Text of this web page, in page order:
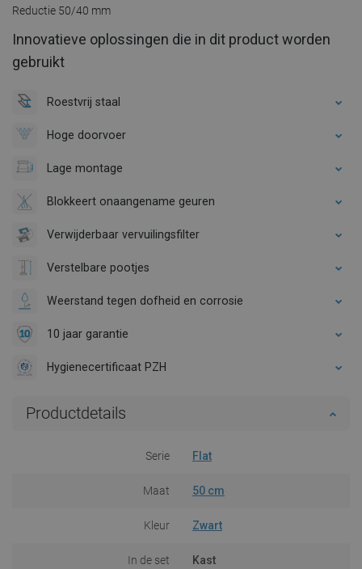
Reductie 50/40 mm
Innovatieve oplossingen die in dit product worden
gebruikt
Roestvrij staal
Hoge doorvoer
Lage montage
Blokkeert onaangename geuren
Verwijderbaar vervuilingsfilter
Verstelbare pootjes
Weerstand tegen dofheid en corrosie
10 jaar garantie
Hygienecertificaat PZH
Productdetails
Serie Flat
Maat 50 cm
Kleur Zwart
In de set Kast